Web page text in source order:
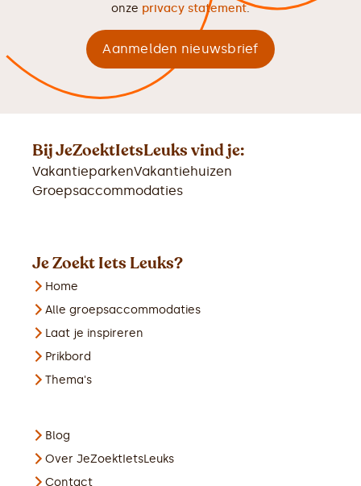
onze privacy statement.
Bij JeZoektIetsLeuks vind je:
VakantieparkenVakantiehuizen
Groepsaccommodaties
Je Zoekt Iets Leuks?
Home
Alle groepsaccommodaties
Laat je inspireren
Prikbord
Thema's
Blog
Over JeZoektIetsLeuks
Contact